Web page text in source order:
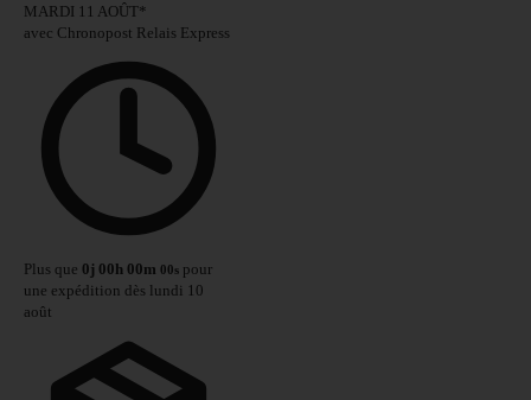
MARDI 11 AOÛT*
avec Chronopost Relais Express
Plus que 0j 00h 00m 00s pour
une expédition dès lundi 10
août